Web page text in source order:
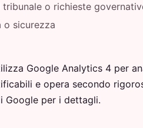
o richieste
sicurezza
Google Analytics 4 per
e opera secondo
Google per i dettagli.